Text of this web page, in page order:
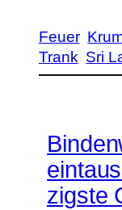
Feuer
Trank Sri
zigste